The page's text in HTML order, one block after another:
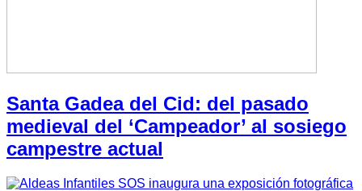
Santa Gadea del Cid: del pasado
medieval del ‘Campeador’ al sosiego
campestre actual